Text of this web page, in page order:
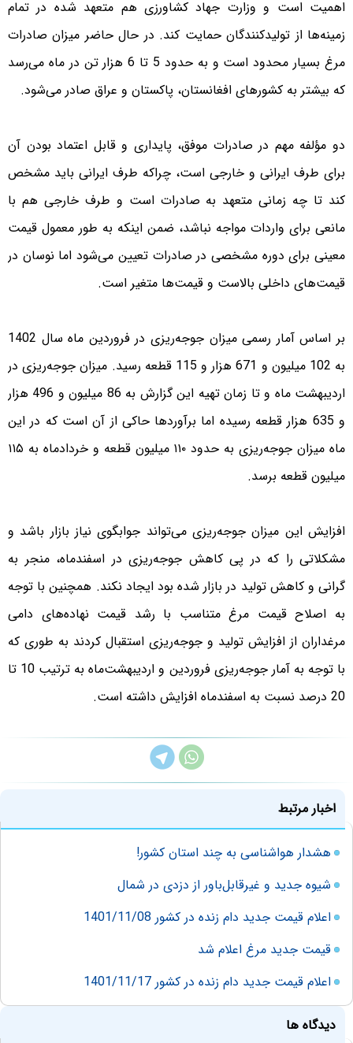
اهمیت است و وزارت جهاد کشاورزی هم متعهد شده در تمام
زمینه‌ها از تولیدکنندگان حمایت کند. در حال حاضر میزان صادرات
مرغ بسیار محدود است و به حدود 5 تا 6 هزار تن در ماه می‌رسد
که بیشتر به کشورهای افغانستان، پاکستان و عراق صادر می‌شود.
دو مؤلفه مهم در صادرات موفق، پایداری و قابل اعتماد بودن آن
برای طرف ایرانی و خارجی است، چراکه طرف ایرانی باید مشخص
کند تا چه زمانی متعهد به صادرات است و طرف خارجی هم با
مانعی برای واردات مواجه نباشد، ضمن اینکه به طور معمول قیمت
معینی برای دوره مشخصی در صادرات تعیین می‌شود اما نوسان در
قیمت‌های داخلی بالاست و قیمت‌ها متغیر است.
بر اساس آمار رسمی میزان جوجه‌ریزی در فروردین ماه سال 1402
به 102 میلیون و 671 هزار و 115 قطعه رسید. میزان جوجه‌ریزی در
اردیبهشت ماه و تا زمان تهیه این گزارش به 86 میلیون و 496 هزار
و 635 هزار قطعه رسیده اما برآورد‌ها حاکی از آن است که در این
ماه ‌میزان جوجه‌ریزی به حدود ۱۱۰ میلیون قطعه و خردادماه به ۱۱۵
میلیون قطعه برسد.
افزایش این میزان جوجه‌ریزی می‌تواند جوابگوی نیاز بازار باشد و
مشکلاتی را که در پی کاهش جوجه‌ریزی در اسفندماه، منجر به
گرانی و کاهش تولید در بازار شده بود ایجاد نکند. همچنین با توجه
به اصلاح قیمت مرغ متناسب با رشد قیمت نهاده‌های دامی
مرغداران از افزایش تولید و جوجه‌ریزی استقبال کردند به طوری که
با توجه به آمار جوجه‌ریزی فروردین و اردیبهشت‌ماه به ترتیب 10 تا
20 درصد نسبت به اسفندماه افزایش داشته است.
اخبار مرتبط
هشدار هواشناسی به چند استان کشور!
شیوه‌ جدید و غیرقابل‌باور از دزدی در شمال
اعلام قیمت جدید دام زنده در کشور 1401/11/08
قیمت جدید مرغ اعلام شد
اعلام قیمت جدید دام زنده در کشور 1401/11/17
دیدگاه ها